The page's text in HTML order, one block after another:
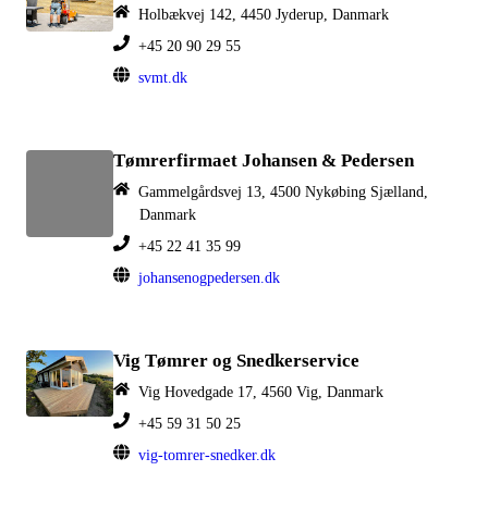
Holbækvej 142, 4450 Jyderup, Danmark
+45 20 90 29 55
svmt.dk
Tømrerfirmaet Johansen & Pedersen
Gammelgårdsvej 13, 4500 Nykøbing Sjælland,
Danmark
+45 22 41 35 99
johansenogpedersen.dk
Vig Tømrer og Snedkerservice
Vig Hovedgade 17, 4560 Vig, Danmark
+45 59 31 50 25
vig-tomrer-snedker.dk